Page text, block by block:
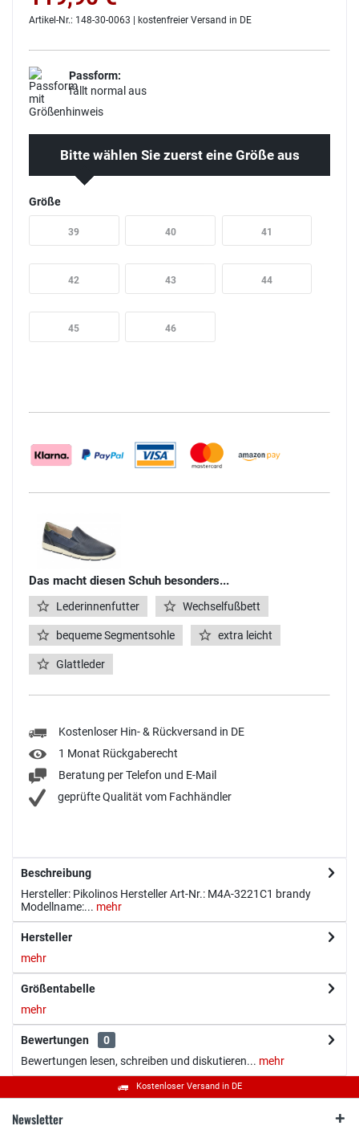
Artikel-Nr.: 148-30-0063 | kostenfreier Versand in DE
Passform:
fällt normal aus
Bitte wählen Sie zuerst eine Größe aus
Größe
39 40 41
42 43 44
45 46
Das macht diesen Schuh besonders...
Lederinnenfutter Wechselfußbett
bequeme Segmentsohle extra leicht
Glattleder
Kostenloser Hin- & Rückversand in DE
1 Monat Rückgaberecht
Beratung per Telefon und E-Mail
geprüfte Qualität vom Fachhändler
Beschreibung
Hersteller: Pikolinos Hersteller Art-Nr.: M4A-3221C1 brandy
Modellname:... mehr
Hersteller
mehr
Größentabelle
mehr
Bewertungen
0
Bewertungen lesen, schreiben und diskutieren... mehr
Kostenloser Versand in DE
Newsletter